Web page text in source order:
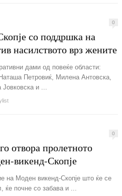
0
со поддршка на
насилството врз жените
дами од повеќе области:
Петровиќ, Милена Антовска,
и ...
0
отвора пролетното
викенд-Скопје
на Моден викенд-Скопје што ќе се
ќе почне со забава и ...